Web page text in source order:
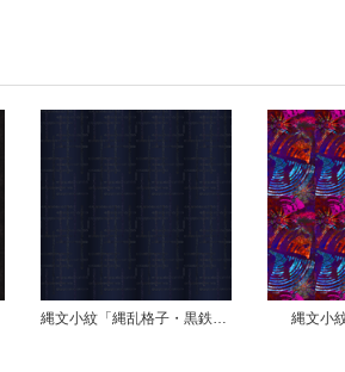
縄文小紋「夏波」鯨尺